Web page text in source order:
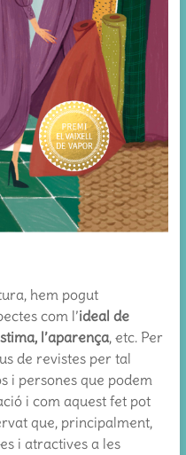
hem pogut
com l’ideal de
l’aparença, etc. Per
de revistes per tal
i persones que podem
i com aquest fet pot
que, principalment,
i atractives a les